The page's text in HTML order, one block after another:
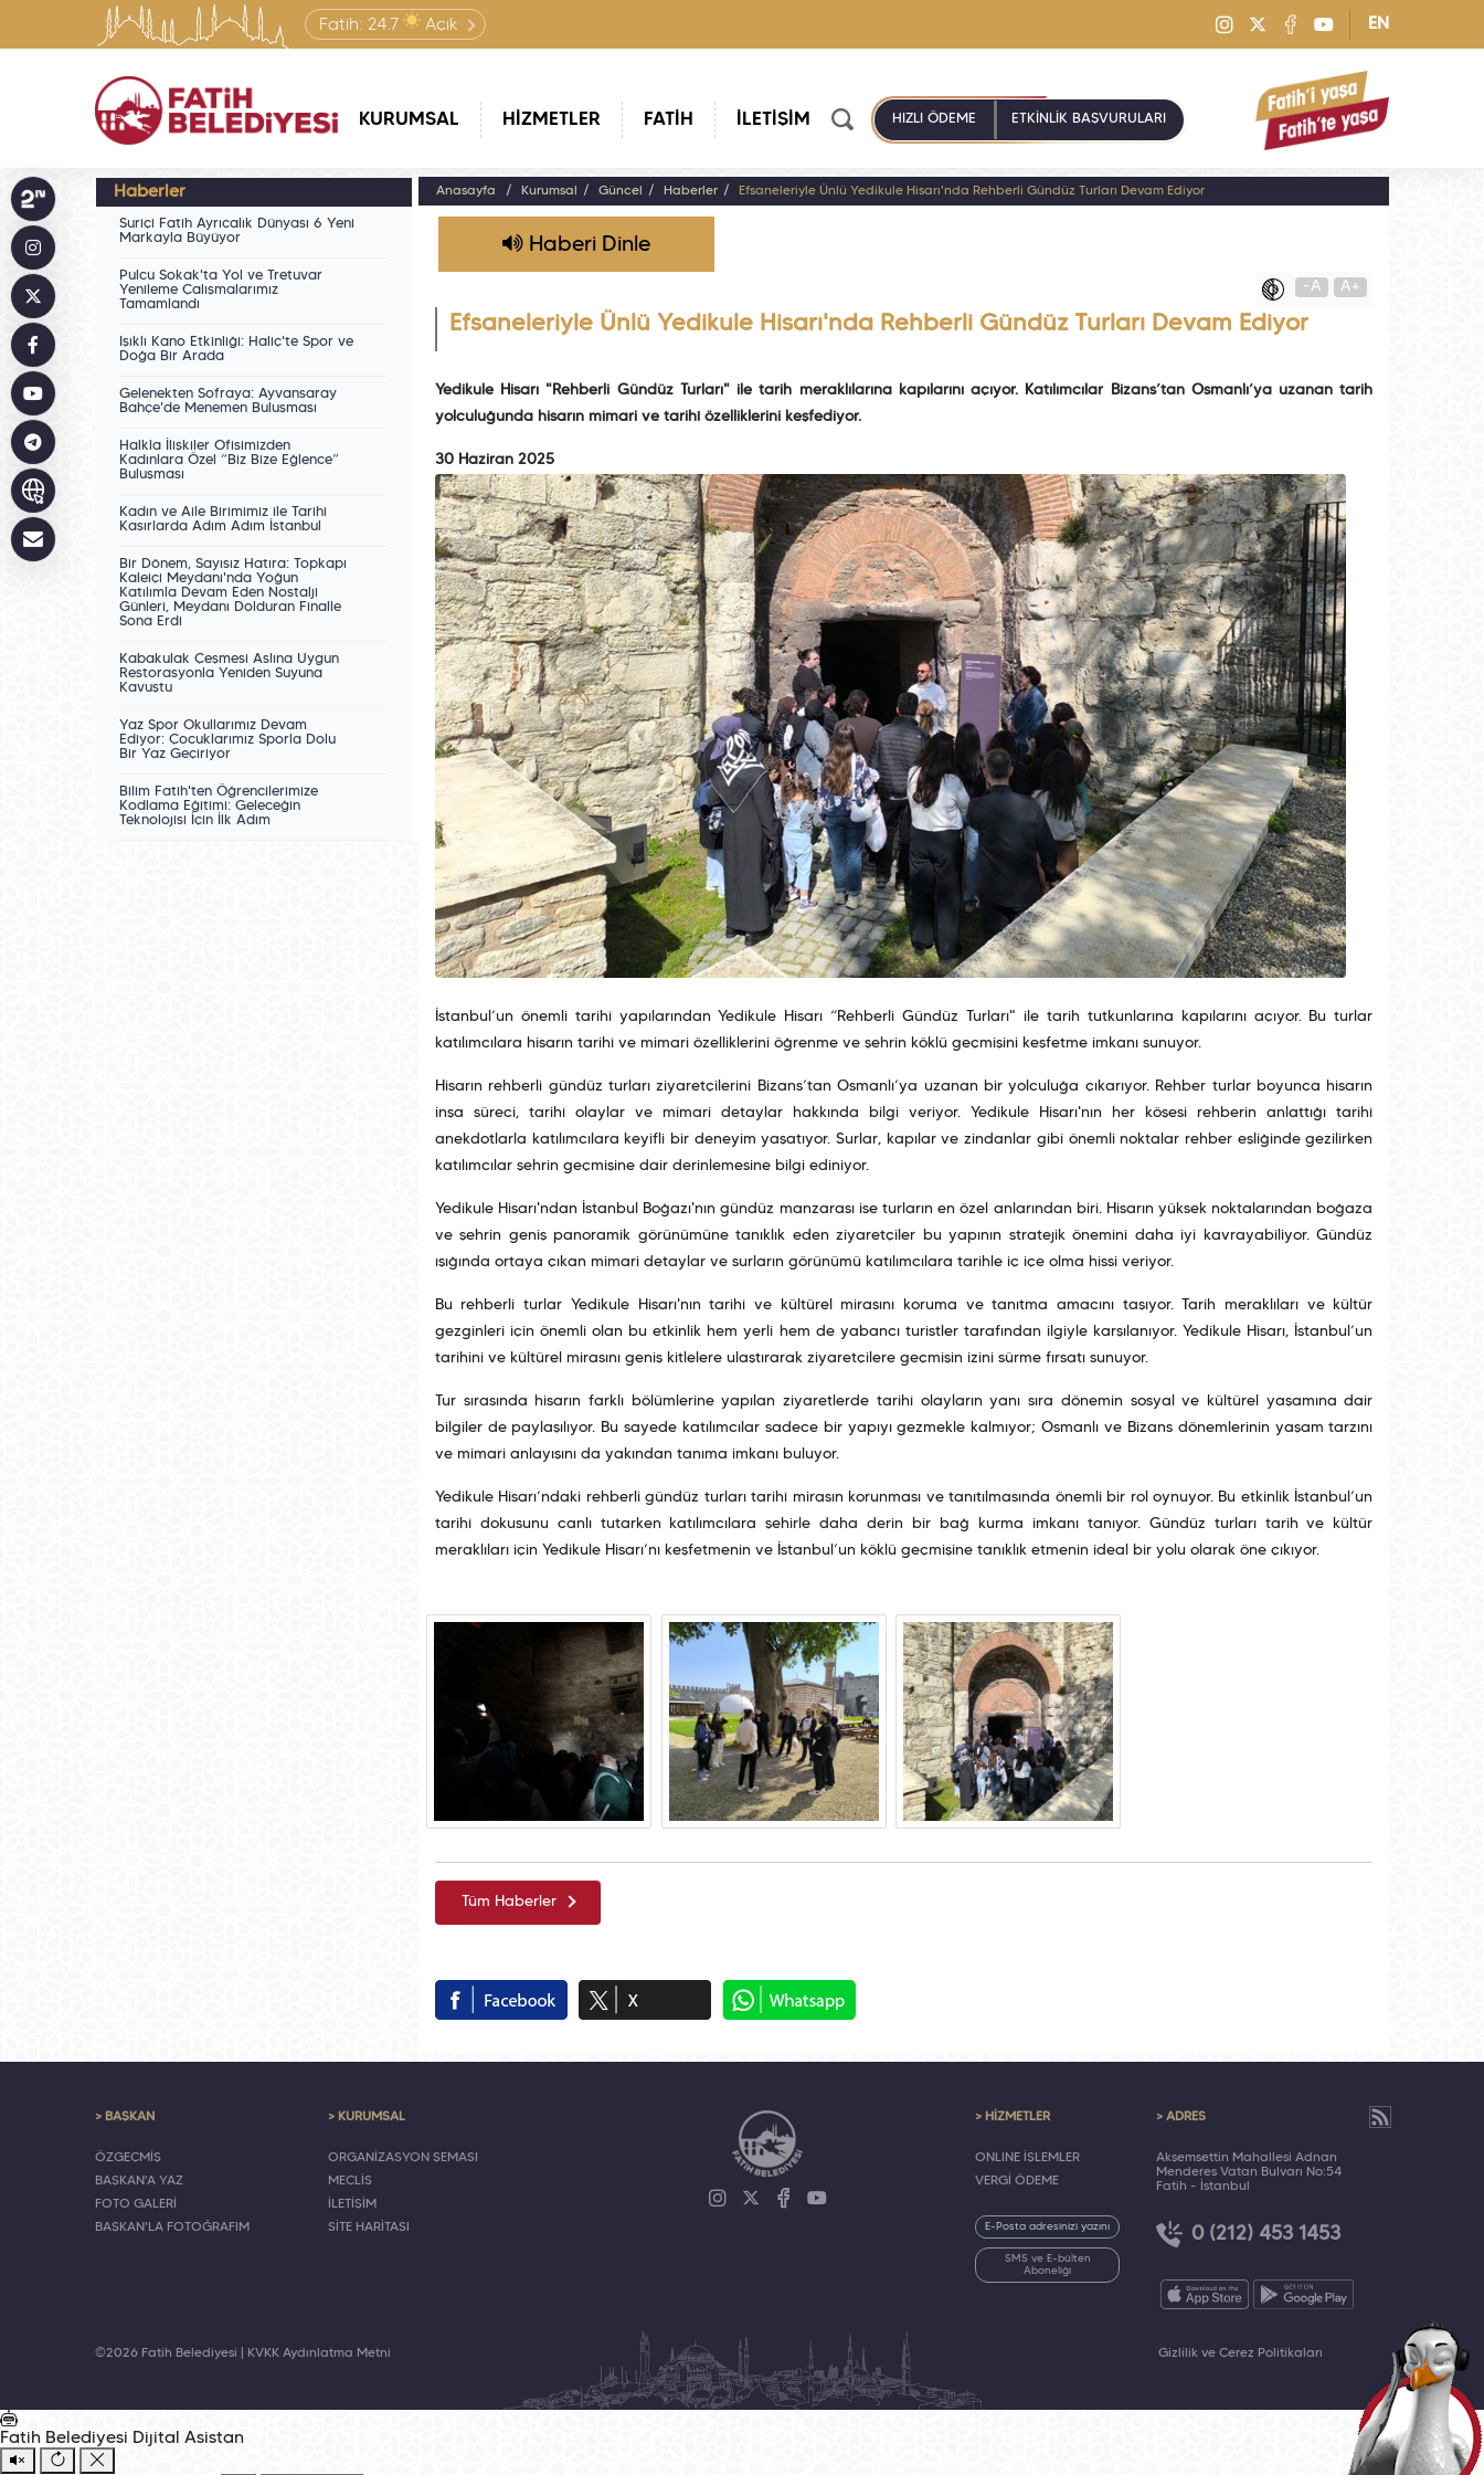
Fatih: 24.7 Açık EN
KURUMSAL HİZMETLER FATİH İLETİŞİM HIZLI ÖDEME ETKİNLİK BAŞVURULARI
Haberler
Suriçi Fatih Ayrıcalık Dünyası 6 Yeni
Markayla Büyüyor
Pulcu Sokak'ta Yol ve Tretuvar
Yenileme Çalışmalarımız
Tamamlandı
Işıklı Kano Etkinliği: Haliç'te Spor ve
Doğa Bir Arada
Gelenekten Sofraya: Ayvansaray
Bahçe'de Menemen Buluşması
Halkla İlişkiler Ofisimizden
Kadınlara Özel “Biz Bize Eğlence”
Buluşması
Kadın ve Aile Birimimiz ile Tarihî
Kasırlarda Adım Adım İstanbul
Bir Dönem, Sayısız Hatıra: Topkapı
Kaleiçi Meydanı'nda Yoğun
Katılımla Devam Eden Nostalji
Günleri, Meydanı Dolduran Finalle
Sona Erdi
Kabakulak Çeşmesi Aslına Uygun
Restorasyonla Yeniden Suyuna
Kavuştu
Yaz Spor Okullarımız Devam
Ediyor: Çocuklarımız Sporla Dolu
Bir Yaz Geçiriyor
Bilim Fatih'ten Öğrencilerimize
Kodlama Eğitimi: Geleceğin
Teknolojisi İçin İlk Adım
Anasayfa Kurumsal Güncel Haberler Efsaneleriyle Ünlü Yedikule Hisarı'nda Rehberli Gündüz Turları Devam Ediyor
Haberi Dinle
-A A+
Efsaneleriyle Ünlü Yedikule Hisarı'nda Rehberli Gündüz Turları Devam Ediyor
Yedikule Hisarı "Rehberli Gündüz Turları" ile tarih meraklılarına kapılarını açıyor. Katılımcılar Bizans’tan Osmanlı’ya uzanan tarih
yolculuğunda hisarın mimari ve tarihî özelliklerini keşfediyor.
30 Haziran 2025
İstanbul’un önemli tarihî yapılarından Yedikule Hisarı “Rehberli Gündüz Turları" ile tarih tutkunlarına kapılarını açıyor. Bu turlar
katılımcılara hisarın tarihî ve mimari özelliklerini öğrenme ve şehrin köklü geçmişini keşfetme imkanı sunuyor.
Hisarın rehberli gündüz turları ziyaretçilerini Bizans’tan Osmanlı’ya uzanan bir yolculuğa çıkarıyor. Rehber turlar boyunca hisarın
inşa süreci, tarihî olaylar ve mimari detaylar hakkında bilgi veriyor. Yedikule Hisarı'nın her köşesi rehberin anlattığı tarihî
anekdotlarla katılımcılara keyifli bir deneyim yaşatıyor. Surlar, kapılar ve zindanlar gibi önemli noktalar rehber eşliğinde gezilirken
katılımcılar şehrin geçmişine dair derinlemesine bilgi ediniyor.
Yedikule Hisarı'ndan İstanbul Boğazı'nın gündüz manzarası ise turların en özel anlarından biri. Hisarın yüksek noktalarından boğaza
ve şehrin geniş panoramik görünümüne tanıklık eden ziyaretçiler bu yapının stratejik önemini daha iyi kavrayabiliyor. Gündüz
ışığında ortaya çıkan mimari detaylar ve surların görünümü katılımcılara tarihle iç içe olma hissi veriyor.
Bu rehberli turlar Yedikule Hisarı'nın tarihî ve kültürel mirasını koruma ve tanıtma amacını taşıyor. Tarih meraklıları ve kültür
gezginleri için önemli olan bu etkinlik hem yerli hem de yabancı turistler tarafından ilgiyle karşılanıyor. Yedikule Hisarı, İstanbul’un
tarihini ve kültürel mirasını geniş kitlelere ulaştırarak ziyaretçilere geçmişin izini sürme fırsatı sunuyor.
Tur sırasında hisarın farklı bölümlerine yapılan ziyaretlerde tarihî olayların yanı sıra dönemin sosyal ve kültürel yaşamına dair
bilgiler de paylaşılıyor. Bu sayede katılımcılar sadece bir yapıyı gezmekle kalmıyor; Osmanlı ve Bizans dönemlerinin yaşam tarzını
ve mimari anlayışını da yakından tanıma imkanı buluyor.
Yedikule Hisarı’ndaki rehberli gündüz turları tarihî mirasın korunması ve tanıtılmasında önemli bir rol oynuyor. Bu etkinlik İstanbul’un
tarihî dokusunu canlı tutarken katılımcılara şehirle daha derin bir bağ kurma imkanı tanıyor. Gündüz turları tarih ve kültür
meraklıları için Yedikule Hisarı’nı keşfetmenin ve İstanbul’un köklü geçmişine tanıklık etmenin ideal bir yolu olarak öne çıkıyor.
Tüm Haberler
> BAŞKAN
ÖZGEÇMİŞ
BAŞKAN'A YAZ
FOTO GALERİ
BAŞKAN'LA FOTOĞRAFIM
> KURUMSAL
ORGANİZASYON ŞEMASI
MECLİS
İLETİŞİM
SİTE HARİTASI
> HİZMETLER
ONLINE İŞLEMLER
VERGİ ÖDEME
SMS ve E-bülten
Aboneliği
> ADRES
Akşemsettin Mahallesi Adnan
Menderes Vatan Bulvarı No:54
Fatih - İstanbul
0 (212) 453 1453
©2026 Fatih Belediyesi | KVKK Aydınlatma Metni Gizlilik ve Çerez Politikaları
Fatih Belediyesi Dijital Asistan